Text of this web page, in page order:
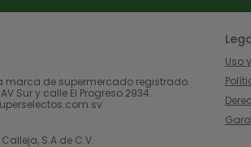
marca de supermercado registrado.
Sur y calle El Progreso 2934.
S.A de C.V.
Uso